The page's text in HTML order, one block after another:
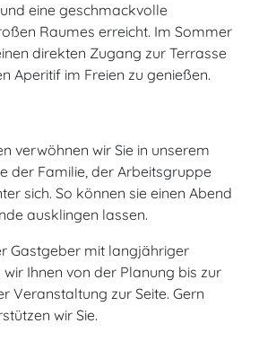
eine geschmackvolle
Raumes erreicht. Im Sommer
direkten Zugang zur Terrasse
Aperitif im Freien zu genießen.
verwöhnen wir Sie in unserem
der Familie, der Arbeitsgruppe
sich. So können sie einen Abend
ausklingen lassen.
Gastgeber mit langjähriger
Ihnen von der Planung bis zur
Veranstaltung zur Seite. Gern
wir Sie.